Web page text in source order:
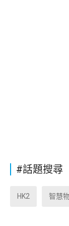
#話題搜尋
HK2 智慧